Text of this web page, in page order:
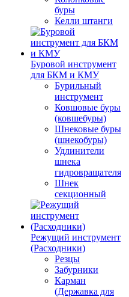
буры
Келли штанги
Буровой инструмент
для БКМ и КМУ
Бурильный
инструмент
Ковшовые буры
(ковшебуры)
Шнековые буры
(шнекобуры)
Удлинители
шнека
гидровращателя
Шнек
секционный
Режущий инструмент
(Расходники)
Резцы
Забурники
Карман
(Державка для